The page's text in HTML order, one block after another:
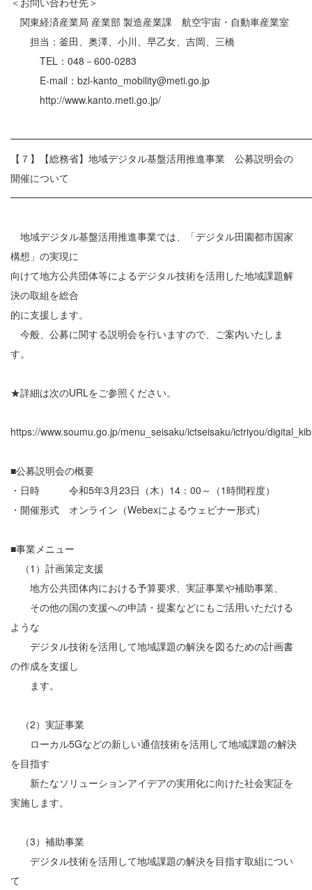
関東経済産業局 産業部 製造産業課 航空宇宙・自動車産業室
担当：釜田、奥澤、小川、早乙女、吉岡、三橋
TEL：048－600-0283
E-mail：bzl-kanto_mobility@meti.go.jp
http://www.kanto.meti.go.jp/
【７】【総務省】地域デジタル基盤活用推進事業 公募説明会の
開催について
地域デジタル基盤活用推進事業では、「デジタル田園都市国家
構想」の実現に
向けて地方公共団体等によるデジタル技術を活用した地域課題解
決の取組を総合
的に支援します。
今般、公募に関する説明会を行いますので、ご案内いたしま
す。
★詳細は次のURLをご参照ください。
https://www.soumu.go.jp/menu_seisaku/ictseisaku/ictriyou/
■公募説明会の概要
・日時 令和5年3月23日（木）14：00～（1時間程度）
・開催形式 オンライン（Webexによるウェビナー形式）
■事業メニュー
（1）計画策定支援
地方公共団体内における予算要求、実証事業や補助事業、
その他の国の支援への申請・提案などにもご活用いただける
ような
デジタル技術を活用して地域課題の解決を図るための計画書
の作成を支援し
ます。
（2）実証事業
ローカル5Gなどの新しい通信技術を活用して地域課題の解決
を目指す
新たなソリューションアイデアの実用化に向けた社会実証を
実施します。
（3）補助事業
デジタル技術を活用して地域課題の解決を目指す取組につい
て